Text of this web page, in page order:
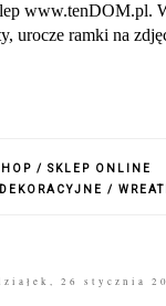
www.tenDOM.pl.
urocze ramki na
/ SKLEP ONLINE
/
26 stycznia